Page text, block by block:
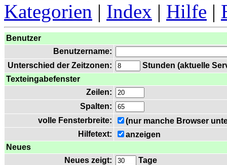
Kategorien | Index | Hilfe |
Benutzer
Benutzername:
Unterschied der Zeitzonen:
Stunden (aktuelle
Texteingabefenster
Zeilen:
Spalten:
volle Fensterbreite:
(nur manche Browser
Hilfetext:
anzeigen
Neues
Neues zeigt:
Tage